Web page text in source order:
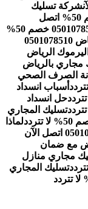
شركة تسليك
مجاري في الصحافة الرياض 0501078510 خصم 50% اتصل
شركة تسليك مجاري في النخيل الرياض 0501078510 خصم 50%
شركة تسليك مجاري في قرناطة الرياض 0501078510
الرياض
بالرياض
الصرف الصحي
أسباب انسداد
حل انسداد
تسليك المجاري
لماذا
يمكن التعاقد مع شركة تسليك المجاري 0501078510 اتصل الآن
مع ضمان
مجاري منازل
تسليك المجاري